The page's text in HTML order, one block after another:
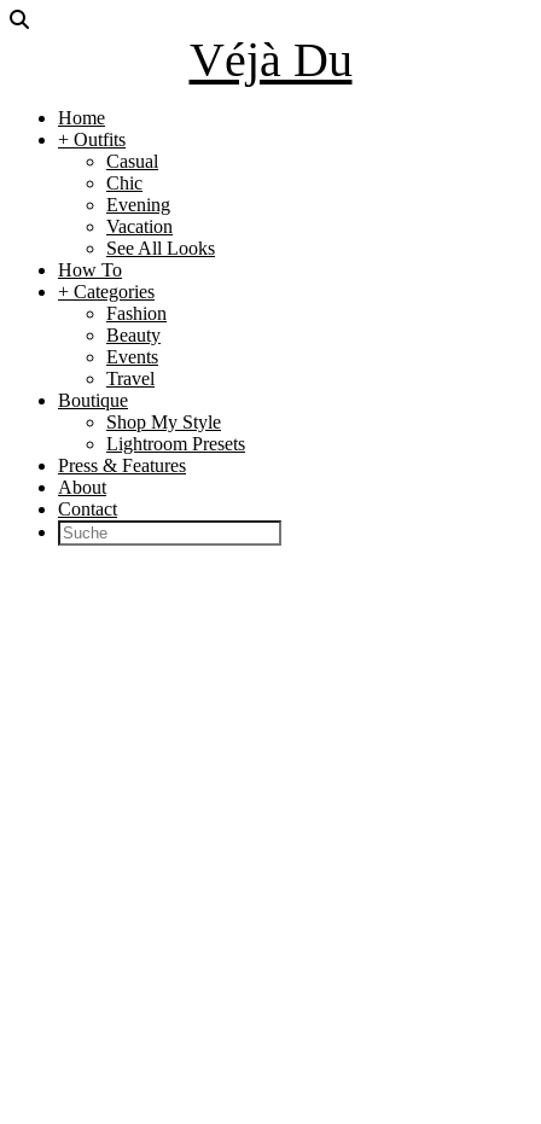
Véjà Du
Home
+ Outfits
Casual
Chic
Evening
Vacation
See All Looks
How To
+ Categories
Fashion
Beauty
Events
Travel
Boutique
Shop My Style
Lightroom Presets
Press & Features
About
Contact